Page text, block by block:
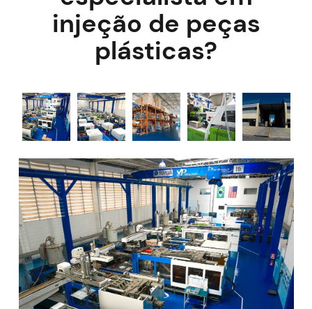
injeção de peças
plásticas?